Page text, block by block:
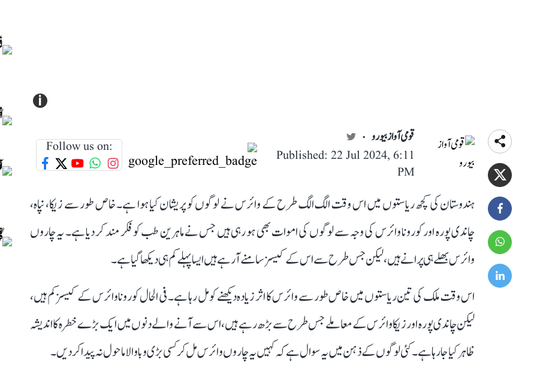
i
قومی آواز بیورو
Published: 22 Jul 2024, 6:11
PM
Follow us on:
ہندوستان کی کچھ ریاستوں میں اس وقت الگ الگ طرح کے وائرس نے لوگوں کو پریشان کیا ہوا ہے۔ خاص طور سے زیکا، نپاہ،
چاندی پورہ اور کورونا وائرس کی وجہ سے لوگوں کی اموات بھی ہو رہی ہیں جس نے ماہرین طب کو فکر مند کر دیا ہے۔ یہ چاروں
وائرس بھلے ہی پرانے ہیں، لیکن جس طرح سے اس کے کیسز سامنے آ رہے ہیں ایسا پہلے کم ہی دیکھا گیا ہے۔
اس وقت ملک کی تین ریاستوں میں خاص طور سے وائرس کا اثر زیادہ دیکھنے کو مل رہا ہے۔ فی الحال کورونا وائرس کے کیسز کم ہیں،
لیکن چاندی پورہ اور زیکا وائرس کے معاملے جس طرح سے بڑھ رہے ہیں، اس سے آنے والے دنوں میں ایک بڑے خطرہ کا اندیشہ
ظاہر کیا جا رہا ہے۔ کئی لوگوں کے ذہن میں یہ سوال ہے کہ کہیں یہ چاروں وائرس مل کر کسی بڑی وبا والا ماحول نہ پیدا کر دیں۔